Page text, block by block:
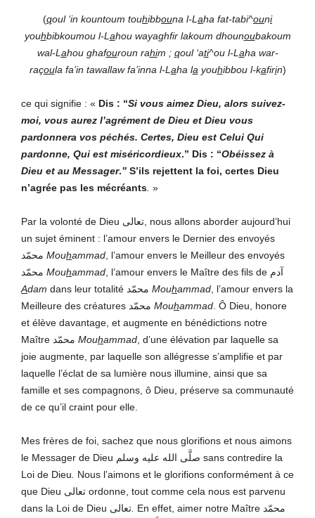
(qoul ‘in kountoum touhibbouna l-L aha fat-tabi^ouni
youhbibkoumou l-L ahou wayaghfir lakoum dhou­noubakoum
wal-L ahou ghafouroun rahim ; qoul ‘ati^ou l-L aha war-
raçoula fa’in tawallaw fa’inna l-L aha la youhibbou l-kafirin)
ce qui signifie : « Dis : “Si vous aimez Dieu, alors suivez-
moi, vous aurez l’agrément de Dieu et Dieu vous
pardonnera vos péchés. Certes, Dieu est Celui Qui
pardonne, Qui est miséricordieux.” Dis : “Obéissez à
Dieu et au Messager.” S’ils rejettent la foi, certes Dieu
n’agrée pas les mécréants »
Par la volonté de Dieu تعالى, nous allons aborder aujourd’hui
un sujet éminent : l’amour envers le Dernier des envoyés
Mouhammad , l’amour envers le Meilleur des envoyés
Mouhammad
, l’amour envers le Maître des fils de آدم
Adam Mouhammad , l’amour envers la
Mouhammad . Ô Dieu, honore
et élève davantage, et augmente en bénédictions notre
Mouhammad , d’une élévation par laquelle sa
joie augmente, par laquelle son allégresse s’amplifie et par
laquelle l’éclat de sa lumière nous illumine, ainsi que sa
famille et ses compagnons, ô Dieu, préserve sa communauté
de ce qu’il craint pour elle.
Mes frères de foi, sachez que nous glorifions et nous aimons
le Messager de Dieu صلَّى الله عليه وسلم sans contredire la
Loi de Dieu
Nous l’aimons et le glorifions conformément à ce
que Dieu تعالى ordonne, tout comme cela nous est parvenu
dans la Loi de Dieu تعالى
En effet, aimer notre Maître محمّد